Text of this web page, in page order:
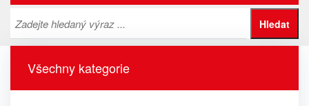
Všechny kategorie